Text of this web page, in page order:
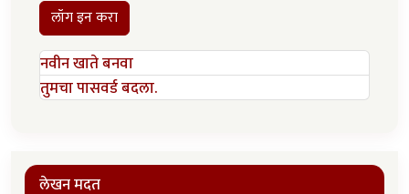
लॉग इन करा
नवीन खाते बनवा
तुमचा पासवर्ड बदला.
लेखन मदत